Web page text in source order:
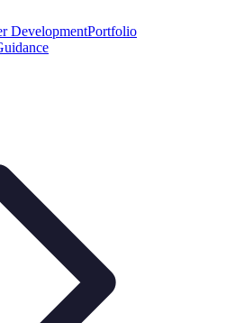
DevelopmentPortfolio